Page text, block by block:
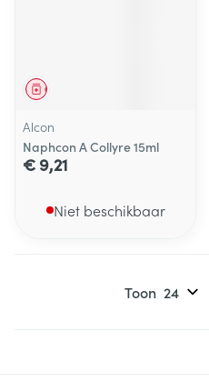
Geneesmiddel
Alcon
Naphcon A Collyre 15ml
€ 9,21
Niet beschikbaar
Toon